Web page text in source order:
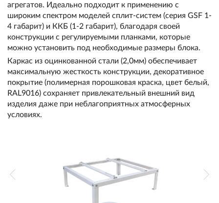
агрегатов. Идеально подходит к применению с
широким спектром моделей сплит-систем (серия GSF 1-
4 габарит) и ККБ (1-2 габарит), благодаря своей
конструкции с регулируемыми планками, которые
можно установить под необходимые размеры блока.
Каркас из оцинкованной стали (2,0мм) обеспечивает
максимальную жесткость конструкции, декоративное
покрытие (полимерная порошковая краска, цвет белый,
RAL9016) сохраняет привлекательный внешний вид
изделия даже при неблагоприятных атмосферных
условиях.